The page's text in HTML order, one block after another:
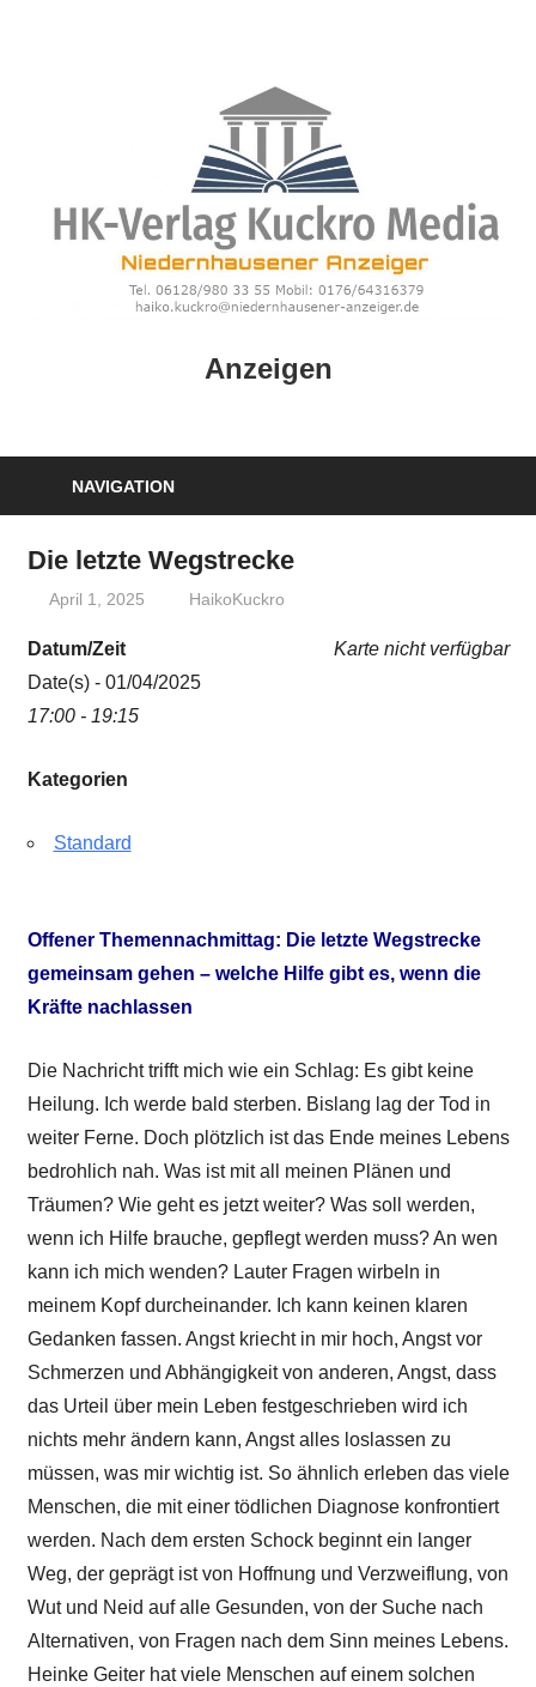
Anzeigen
NAVIGATION
Die letzte Wegstrecke
April 1, 2025 HaikoKuckro
Karte nicht verfügbar
Datum/Zeit
Date(s) - 01/04/2025
17:00 - 19:15
Kategorien
Standard
Offener Themennachmittag: Die letzte Wegstrecke
gemeinsam gehen – welche Hilfe gibt es, wenn die
Kräfte nachlassen
Die Nachricht trifft mich wie ein Schlag: Es gibt keine
Heilung. Ich werde bald sterben. Bislang lag der Tod in
weiter Ferne. Doch plötzlich ist das Ende meines Lebens
bedrohlich nah. Was ist mit all meinen Plänen und
Träumen? Wie geht es jetzt weiter? Was soll werden,
wenn ich Hilfe brauche, gepflegt werden muss? An wen
kann ich mich wenden? Lauter Fragen wirbeln in
meinem Kopf durcheinander. Ich kann keinen klaren
Gedanken fassen. Angst kriecht in mir hoch, Angst vor
Schmerzen und Abhängigkeit von anderen, Angst, dass
das Urteil über mein Leben festgeschrieben wird ich
nichts mehr ändern kann, Angst alles loslassen zu
müssen, was mir wichtig ist. So ähnlich erleben das viele
Menschen, die mit einer tödlichen Diagnose konfrontiert
werden. Nach dem ersten Schock beginnt ein langer
Weg, der geprägt ist von Hoffnung und Verzweiflung, von
Wut und Neid auf alle Gesunden, von der Suche nach
Alternativen, von Fragen nach dem Sinn meines Lebens.
Heinke Geiter hat viele Menschen auf einem solchen